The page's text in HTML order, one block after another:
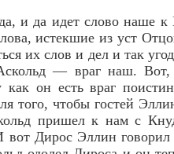
и да идет слово наше
истекшие из уст
их слов и дел и так
— враг наш.
он есть враг
того, чтобы гостей
пришел к нам с
вот Дирос Эллин